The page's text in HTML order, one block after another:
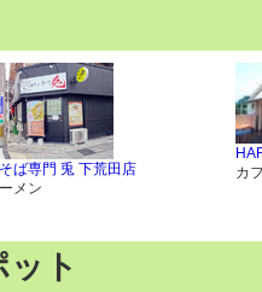
ば専門 兎 下荒田店
メン
カ
ト